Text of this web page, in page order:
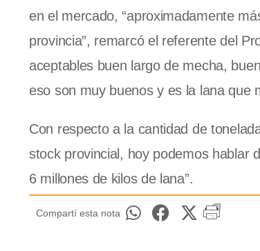
en el mercado, “aproximadamente
provincia”, remarcó el referente del
aceptables buen largo de mecha,
eso son muy buenos y es la lana que
Con respecto a la cantidad de
stock provincial, hoy podemos hablar
6 millones de kilos de lana”.
Compartí esta nota